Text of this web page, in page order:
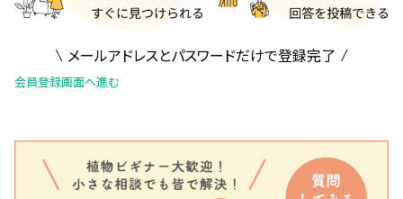
メールアドレスとパスワードだけで登録完了
会員登録画面へ進む